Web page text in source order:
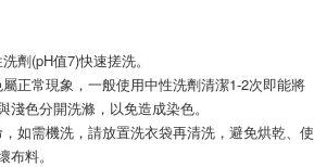
劑(pH值7)快速搓洗。
色分開洗滌，以免造成染色。
料。